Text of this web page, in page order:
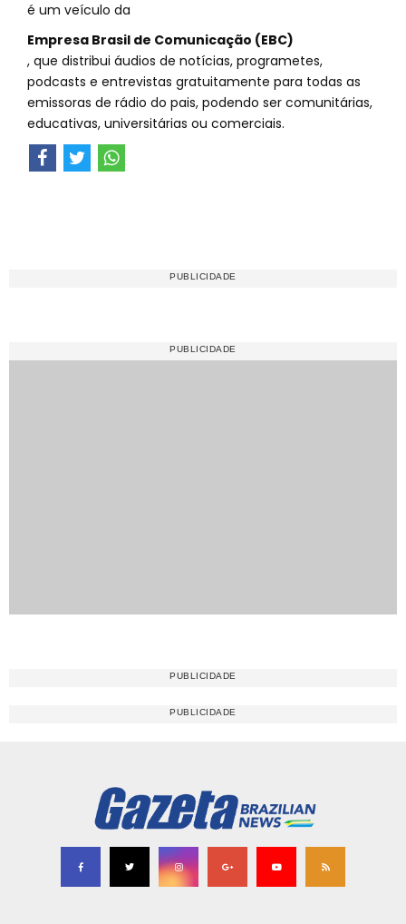
é um veículo da
Empresa Brasil de Comunicação (EBC)
, que distribui áudios de notícias, programetes,
podcasts e entrevistas gratuitamente para todas as
emissoras de rádio do pais, podendo ser comunitárias,
educativas, universitárias ou comerciais.